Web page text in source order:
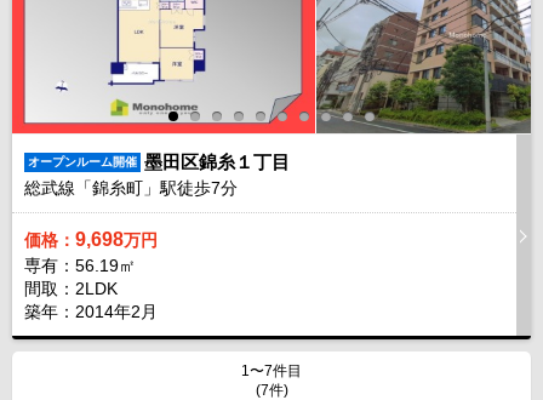
オープンルーム開催 墨田区錦糸１丁目
総武線「錦糸町」駅徒歩7分
価格： 9,698万円
専有：56.19㎡
間取：2LDK
築年：2014年2月
1〜7件目
(7件)